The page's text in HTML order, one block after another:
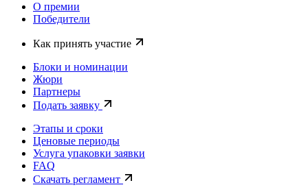
О премии
Победители
Как принять участие
Блоки и номинации
Жюри
Партнеры
Подать заявку
Этапы и сроки
Ценовые периоды
Услуга упаковки заявки
FAQ
Скачать регламент